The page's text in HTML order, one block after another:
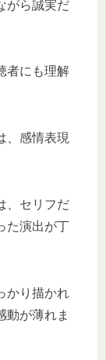
がら誠実だ
者にも理解
、感情表現
、セリフだ
た演出が丁
かり描かれ
動が薄れま